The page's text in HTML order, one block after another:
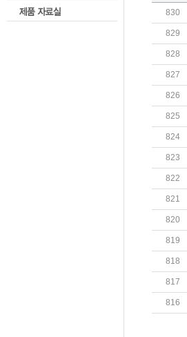
830
829
828
827
826
825
824
823
822
821
820
819
818
817
816